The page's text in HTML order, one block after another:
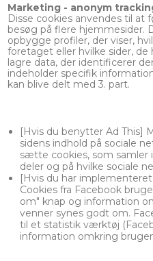
Marketing - anonym
Disse cookies anvendes til
besøg på flere hjemmesider.
opbygge profiler, der viser,
foretaget eller hvilke sider, de
lagre data, der identificerer
indeholder specifik
kan blive delt med 3. part.
[Hvis du benytter Ad This]
sidens indhold på sociale
sætte cookies, som samler
deler og på hvilke sociale
[Hvis du har
Cookies fra Facebook
om" knap og information
venner synes godt om.
til et statistik værktøj
information omkring